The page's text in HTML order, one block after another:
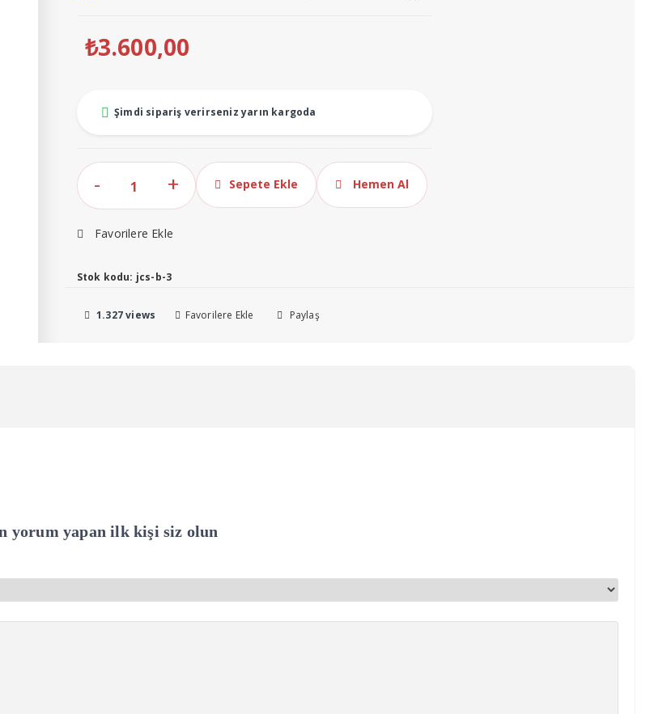
₺3.600,00
Şimdi sipariş verirseniz yarın kargoda
Necklife
Elektronik
|
gr
Sepete Ekle Hemen Al
Favorilere Ekle
Stok kodu: jcs-b-3
1.327 views Favorilere Ekle Paylaş
yorum yapan ilk kişi siz olun